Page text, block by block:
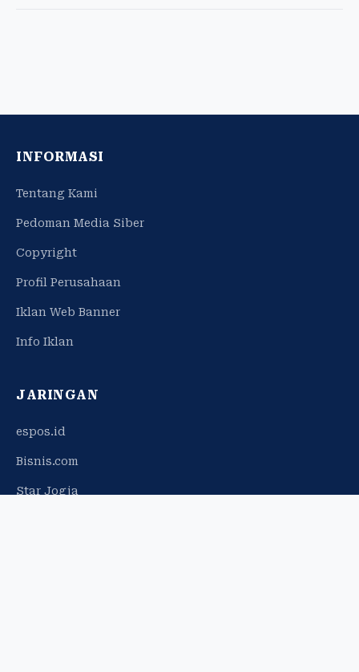
INFORMASI
Tentang Kami
Pedoman Media Siber
Copyright
Profil Perusahaan
Iklan Web Banner
Info Iklan
JARINGAN
espos.id
Bisnis.com
Star Jogja